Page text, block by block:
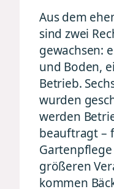
Aus dem
sind zwei
gewachsen:
und Boden,
Betrieb.
wurden
werden
beauftragt –
größeren
kommen